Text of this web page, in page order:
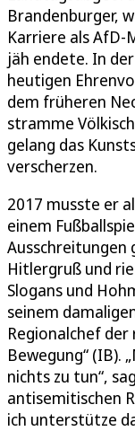
Brandenburger,
Karriere als
jäh endete. In
heutigen
dem früheren
stramme
gelang das
verscherzen.
2017 musste er
einem
Ausschreitungen
Hitlergruß und
Slogans und
seinem
Regionalchef
Bewegung“ (IB).
nichts zu tun“,
antisemitischen
ich unterstütze